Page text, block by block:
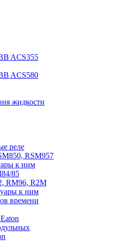
ACS355
ACS580
жидкости
реле
RSM957
к ним
85
RM96, R2M
к ним
времени